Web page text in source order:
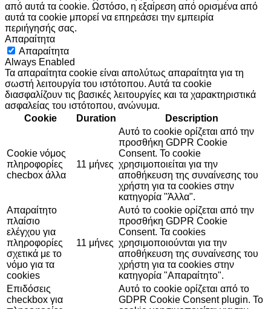
από αυτά τα cookie. Ωστόσο, η εξαίρεση από ορισμένα από
αυτά τα cookie μπορεί να επηρεάσει την εμπειρία
περιήγησής σας.
Απαραίτητα
Απαραίτητα
Always Enabled
Τα απαραίτητα cookie είναι απολύτως απαραίτητα για τη
σωστή λειτουργία του ιστότοπου. Αυτά τα cookie
διασφαλίζουν τις βασικές λειτουργίες και τα χαρακτηριστικά
ασφαλείας του ιστότοπου, ανώνυμα.
Cookie
Duration Description
Cookie νόμος
πληροφορίες
checbox άλλα
11 μήνες
Αυτό το cookie ορίζεται από την
προσθήκη GDPR Cookie
Consent. Το cookie
χρησιμοποιείται για την
αποθήκευση της συναίνεσης του
χρήστη για τα cookies στην
κατηγορία "Άλλα".
Απαραίτητο
πλαίσιο
ελέγχου για
πληροφορίες
σχετικά με το
νόμο για τα
cookies
11 μήνες
Αυτό το cookie ορίζεται από την
προσθήκη GDPR Cookie
Consent. Τα cookies
χρησιμοποιούνται για την
αποθήκευση της συναίνεσης του
χρήστη για τα cookies στην
κατηγορία "Απαραίτητο".
Επιδόσεις
checkbox για
Αυτό το cookie ορίζεται από το
GDPR Cookie Consent plugin. Το